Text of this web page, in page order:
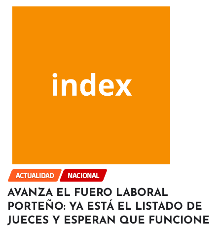
ACTUALIDAD NACIONAL
AVANZA EL FUERO LABORAL
PORTEÑO: YA ESTÁ EL LISTADO DE
JUECES Y ESPERAN QUE FUNCIONE